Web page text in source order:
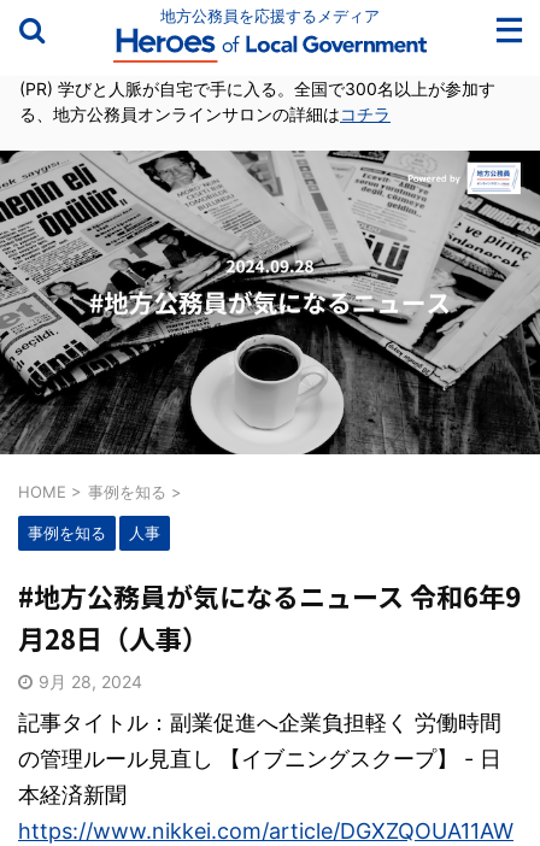
地方公務員を応援するメディア
(PR) 学びと人脈が自宅で手に入る。全国で300名以上が参加す
る、地方公務員オンラインサロンの詳細はコチラ
HOME > 事例を知る >
事例を知る 人事
#地方公務員が気になるニュース 令和6年9
月28日（人事）
9月 28, 2024
記事タイトル：副業促進へ企業負担軽く 労働時間
の管理ルール見直し 【イブニングスクープ】 - 日
本経済新聞
https://www.nikkei.com/article/DGXZQOUA11AW